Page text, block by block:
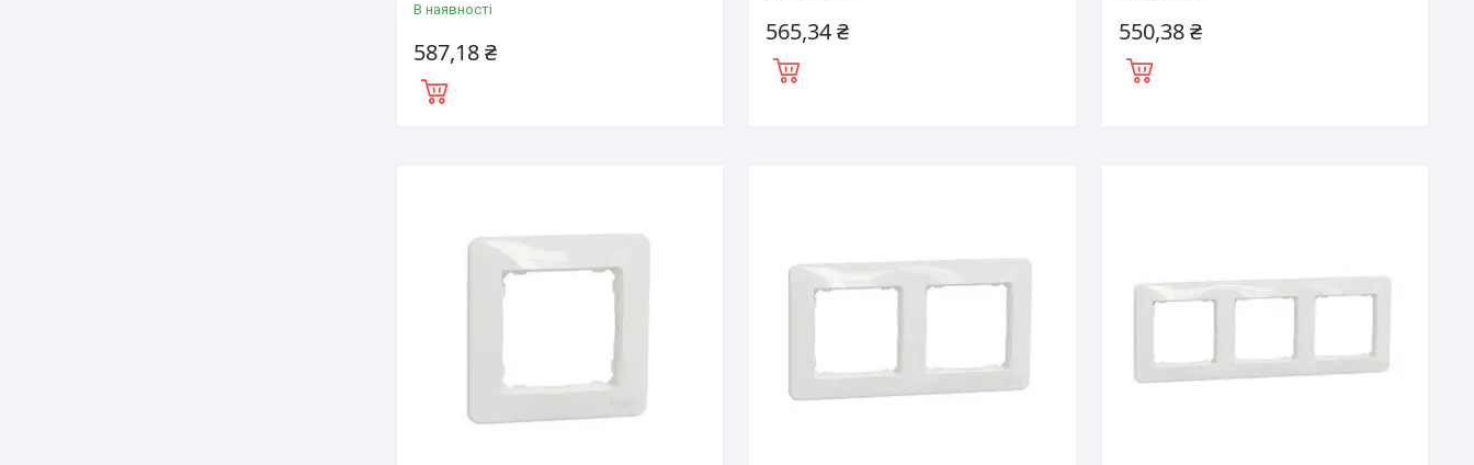
В наявності
587,18 ₴
565,34 ₴ 550,38 ₴